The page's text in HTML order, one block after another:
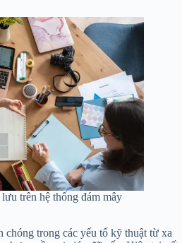
trên hệ thống đám mây
chóng trong các yếu tố kỹ thuật từ xa